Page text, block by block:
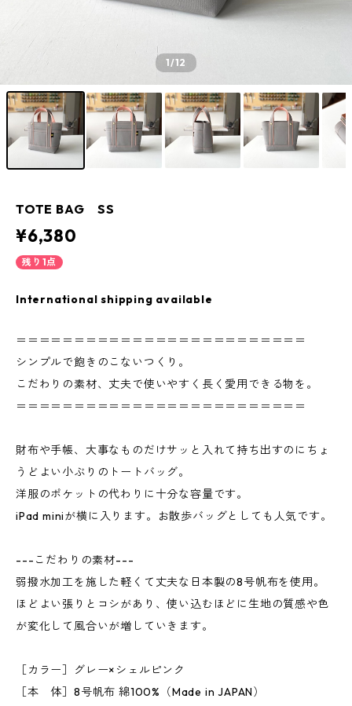
1/12
TOTE BAG SS
¥6,380
残り1点
International shipping available
＝＝＝＝＝＝＝＝＝＝＝＝＝＝＝＝＝＝＝＝＝＝＝＝＝
シンプルで飽きのこないつくり。
こだわりの素材、丈夫で使いやすく長く愛用できる物を。
＝＝＝＝＝＝＝＝＝＝＝＝＝＝＝＝＝＝＝＝＝＝＝＝＝
財布や手帳、大事なものだけサッと入れて持ち出すのにちょ
うどよい小ぶりのトートバッグ。
洋服のポケットの代わりに十分な容量です。
iPad miniが横に入ります。お散歩バッグとしても人気です。
---こだわりの素材---
弱撥水加工を施した軽くて丈夫な日本製の8号帆布を使用。
ほどよい張りとコシがあり、使い込むほどに生地の質感や色
が変化して風合いが増していきます。
［カラー］グレー×シェルピンク
［本 体］8号帆布 綿100%（Made in JAPAN）